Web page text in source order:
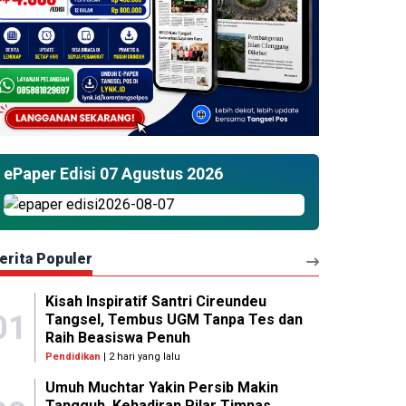
ePaper Edisi 07 Agustus 2026
Populer
Kisah Inspiratif Santri Cireundeu
Tangsel, Tembus UGM Tanpa Tes dan
Raih Beasiswa Penuh
Pendidikan | 2 hari yang lalu
Umuh Muchtar Yakin Persib Makin